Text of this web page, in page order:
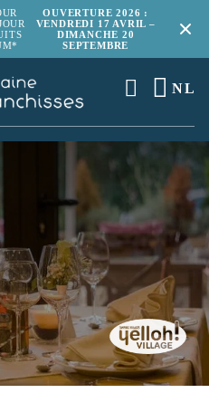
OUVERTURE 2026 :
VENDREDI 17 AVRIL –
DIMANCHE 20
SEPTEMBRE
NL